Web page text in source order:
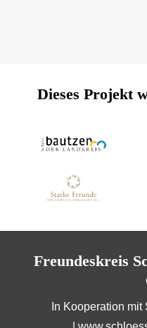
Dieses Projekt
Freundeskreis
In Kooperation